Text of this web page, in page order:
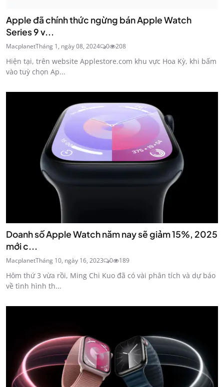
Apple đã chính thức ngừng bán Apple Watch
Series 9 v...
MacplanetTháng 1, ngày 08, 2024 0 208
Hiện tại, trên website Applestore.com khu vực Hoa Kỳ, khi bấm
vào tuỳ chọn Ap...
Doanh số Apple Watch năm nay sẽ giảm 15%, 2025
mới c...
MacplanetTháng 10, ngày 16, 2023 0 189
Hôm thứ 3 vừa rồi, Ming Chi Kuo đã có vài phân tích và dự báo
về tình hình th...